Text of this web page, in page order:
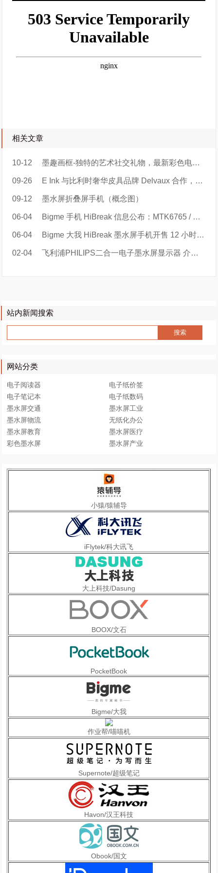
相关文章
10-12 墨趣画框-独特的艺术社交礼物，最新彩色电子纸智能画框
09-26 E Ink 与比利时奢华皮具品牌 Delvaux 合作，推出巴黎时装周限量手袋
09-12 墨水屏折叠屏手机（概念图）
06-04 Bigme 手机 HiBreak 信息公布：MTK6765 / 天玑 900，219 美元起
06-04 Bigme 大我 HiBreak 墨水屏手机开售 12 小时总销量超 880 单
02-04 飞利浦PHILIPS二合一电子墨水屏显示器 介绍视频
站内新闻搜索
网站分类
电子阅读器
电子纸价签
电子笔记本
电子纸数码
墨水屏交通
墨水屏工业
墨水屏物流
无纸化办公
墨水屏教育
墨水屏医疗
彩色墨水屏
墨水屏产业
小猿/猿辅导
iFlytek/科大讯飞
大上科技/Dasung
BOOX/文石
PocketBook
Bigme/大我
作业帮/喵喵机
Supernote/超级笔记
Havon/汉王科技
Obook/国文